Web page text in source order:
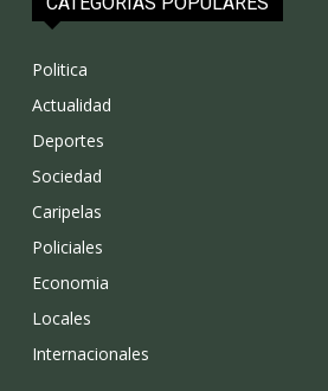
Politica
Actualidad
Deportes
Sociedad
Caripelas
Policiales
Economia
Locales
Internacionales